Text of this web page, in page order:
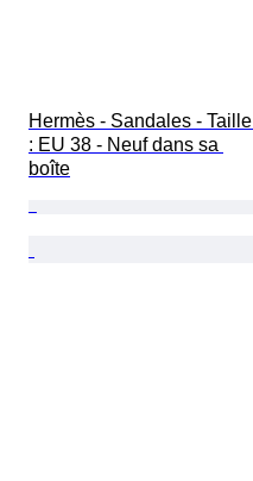
Hermès - Sandales - Taille
: EU 38 - Neuf dans sa
boîte